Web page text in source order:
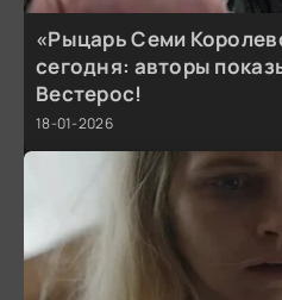
«Рыцарь Семи
сегодня: авторы
Вестерос!
18-01-2026